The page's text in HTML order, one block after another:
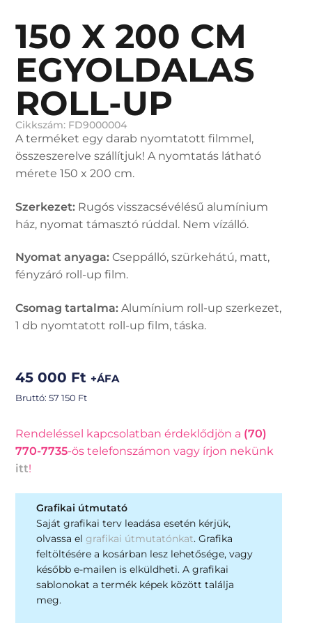
150 X 200 CM
EGYOLDALAS
ROLL-UP
Cikkszám: FD9000004
A terméket egy darab nyomtatott filmmel,
összeszerelve szállítjuk! A nyomtatás látható
mérete 150 x 200 cm.
Szerkezet: Rugós visszacsévélésű alumínium
ház, nyomat támasztó rúddal. Nem vízálló.
Nyomat anyaga: Cseppálló, szürkehátú, matt,
fényzáró roll-up film.
Csomag tartalma: Alumínium roll-up szerkezet,
1 db nyomtatott roll-up film, táska.
45 000 Ft +ÁFA
Bruttó:57 150 Ft
Rendeléssel kapcsolatban érdeklődjön a (70)
770-7735-ös telefonszámon vagy írjon nekünk
itt!
Grafikai útmutató
Saját grafikai terv leadása esetén kérjük,
olvassa elgrafikai útmutatónkat. Grafika
feltöltésére a kosárban lesz lehetősége, vagy
később e-mailen is elküldheti. A grafikai
sablonokat a termék képek között találja
meg.